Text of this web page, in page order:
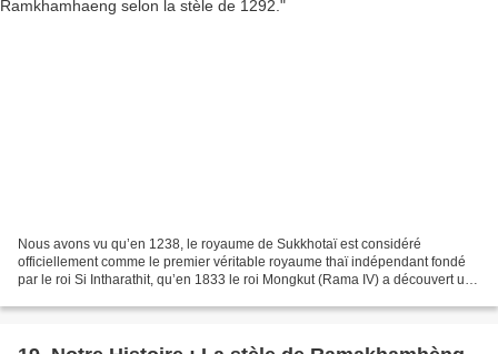
Nous avons vu qu’en 1238, le royaume de Sukkhotaï est considéré
officiellement comme le premier véritable royaume thaï indépendant fondé
par le roi Si Intharathit, qu’en 1833 le roi Mongkut (Rama IV) a découvert une